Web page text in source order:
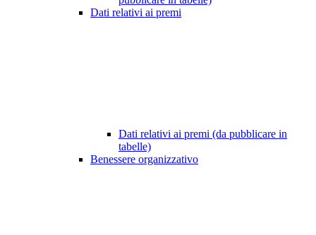
Dati relativi ai premi
Dati relativi ai premi (da pubblicare in
tabelle)
Benessere organizzativo